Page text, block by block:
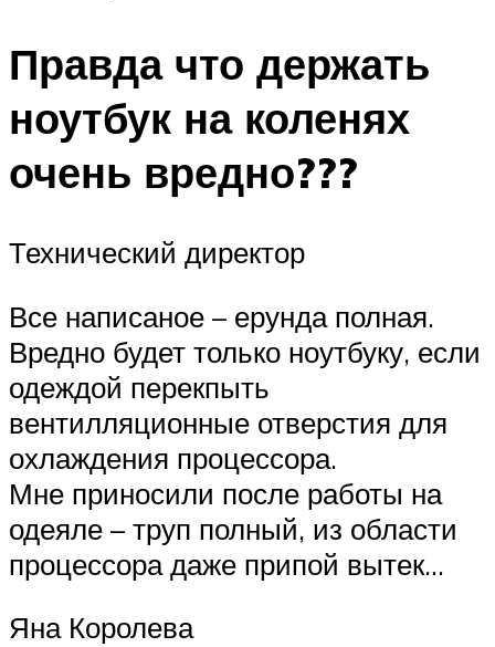
Правда что держать
ноутбук на коленях
очень вредно???
Технический директор
Все написаное – ерунда полная.
Вредно будет только ноутбуку, если
одеждой перекпыть
вентилляционные отверстия для
охлаждения процессора.
Мне приносили после работы на
одеяле – труп полный, из области
процессора даже припой вытек…
Яна Королева